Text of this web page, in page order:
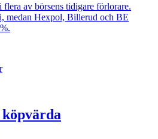
av börsens tidigare förlorare.
medan Hexpol, Billerud och BE